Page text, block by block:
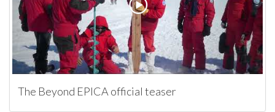
The Beyond EPICA official teaser